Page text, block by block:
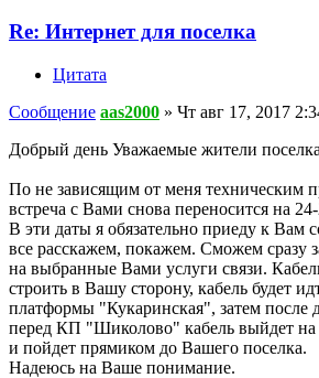
Re: Интернет для поселка
Цитата
Сообщение aas2000 » Чт авг 17, 2017
Добрый день Уважаемые жители
По не зависящим от меня техническим
встреча с Вами снова переносится на 24-
В эти даты я обязательно приеду к Вам
все расскажем, покажем. Сможем сразу
на выбранные Вами услуги связи.
строить в Вашу сторону, кабель будет
платформы "Кукаринская", затем после
перед КП "Шиколово" кабель выйдет на
и пойдет прямиком до Вашего поселка.
Надеюсь на Ваше понимание.